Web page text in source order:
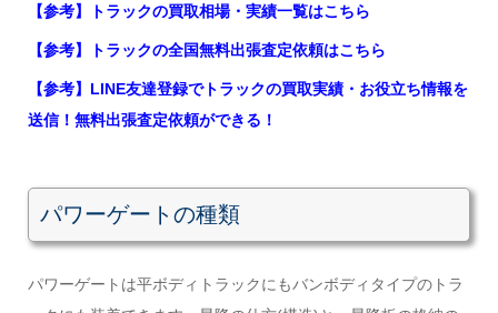
【参考】トラックの買取相場・実績一覧はこちら
【参考】トラックの全国無料出張査定依頼はこちら
【参考】LINE友達登録でトラックの買取実績・お役立ち情報を
送信！無料出張査定依頼ができる！
パワーゲートの種類
パワーゲートは平ボディトラックにもバンボディタイプのトラ